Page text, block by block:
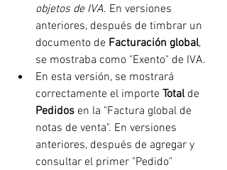
objetos de IVA. En versiones
anteriores, después de timbrar un
documento de Facturación global,
se mostraba como "Exento" de IVA.
En esta versión, se mostrará
correctamente el importe Total de
Pedidos en la "Factura global de
notas de venta". En versiones
anteriores, después de agregar y
consultar el primer "Pedido"